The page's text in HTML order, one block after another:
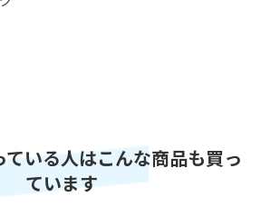
ている人はこんな商品も買っ
ています